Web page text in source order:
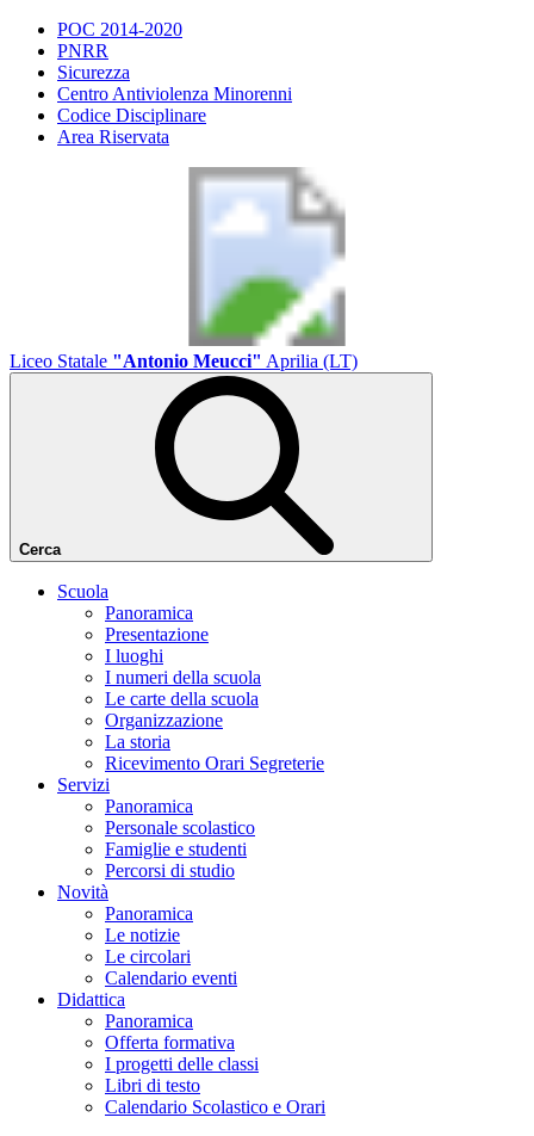
POC 2014-2020
PNRR
Sicurezza
Centro Antiviolenza Minorenni
Codice Disciplinare
Area Riservata
Liceo Statale "Antonio Meucci" Aprilia (LT)
Cerca
Scuola
Panoramica
Presentazione
I luoghi
I numeri della scuola
Le carte della scuola
Organizzazione
La storia
Ricevimento Orari Segreterie
Servizi
Panoramica
Personale scolastico
Famiglie e studenti
Percorsi di studio
Novità
Panoramica
Le notizie
Le circolari
Calendario eventi
Didattica
Panoramica
Offerta formativa
I progetti delle classi
Libri di testo
Calendario Scolastico e Orari